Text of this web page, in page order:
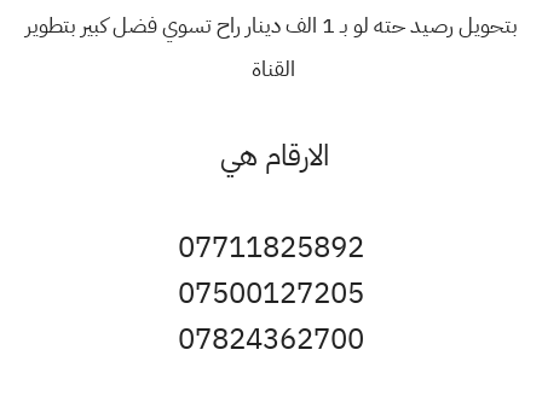
بتحويل رصيد حته لو بـ 1 الف دينار راح تسوي فضل كبير بتطوير
القناة
الارقام هي
07711825892
07500127205
07824362700